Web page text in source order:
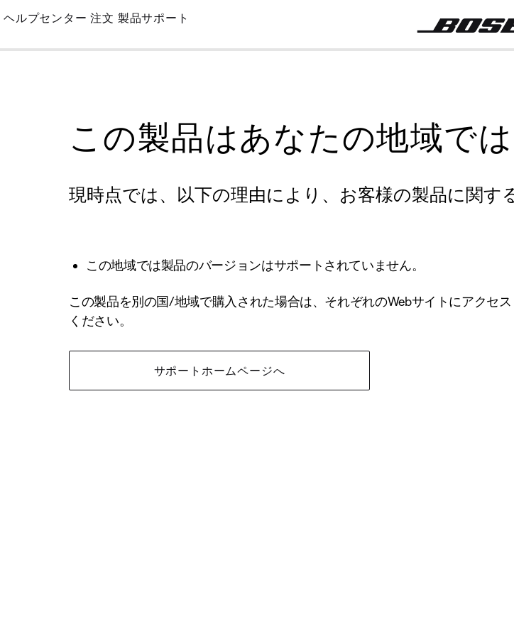
Skip
Main
ヘルプセンター 注文 製品サポート
この製品はあなたの地域で
現時点では、以下の理由により、お客様の製品に関す
この地域では製品のバージョンはサポートされていません。
この製品を別の国/地域で購入された場合は、それぞれのWebサイトにアクセ
ください。
サポートホームページへ